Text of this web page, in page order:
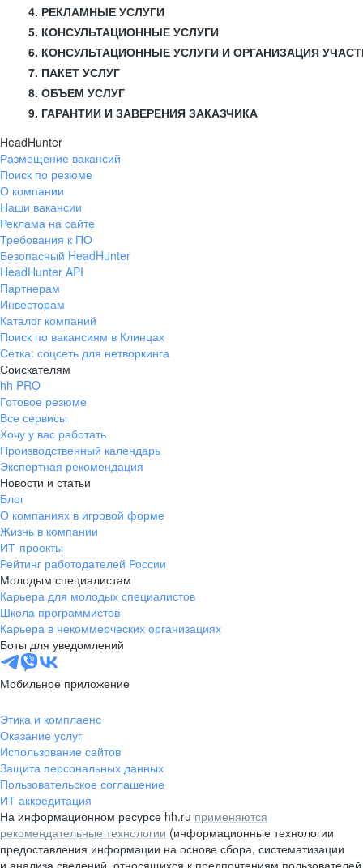
4. РЕКЛАМНЫЕ УСЛУГИ
5. КОНСУЛЬТАЦИОННЫЕ УСЛУГИ
6. КОНСУЛЬТАЦИОННЫЕ УСЛУГИ И ОРГАНИЗАЦИЯ
7. ПАКЕТ УСЛУГ
8. ОБЪЕМ УСЛУГ
9. ГАРАНТИИ И ЗАВЕРЕНИЯ ЗАКАЗЧИКА
HeadHunter
Размещение вакансий
Поиск по резюме
О компании
Наши вакансии
Реклама на сайте
Требования к ПО
Безопасный HeadHunter
HeadHunter API
Партнерам
Инвесторам
Каталог компаний
Поиск по вакансиям в Клинцах
Сетка: соцсеть для нетворкинга
Соискателям
hh PRO
Готовое резюме
Все сервисы
Хочу у вас работать
Производственный календарь
Экспертная рекомендация
Новости и статьи
Блог
О компаниях в игровой форме
Жизнь в компании
ИТ-проекты
Рейтинг работодателей России
Молодым специалистам
Карьера для молодых специалистов
Школа программистов
Карьера в некоммерческих организациях
Боты для уведомлений
Мобильное приложение
Этика и комплаенс
Оказание услуг
Использование сайтов
Защита персональных данных
Пользовательское соглашение
ИТ аккредитация
На информационном ресурсе hh.ru применяются
рекомендательные технологии (информационные технологии
предоставления информации на основе сбора, систематизации
и анализа сведений, относящихся к предпочтениям пользователей